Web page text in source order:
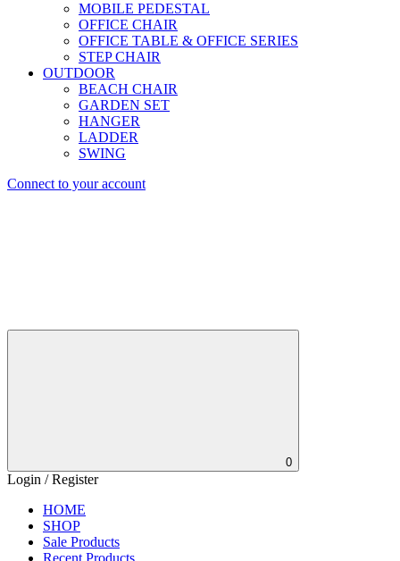
MOBILE PEDESTAL
OFFICE CHAIR
OFFICE TABLE & OFFICE SERIES
STEP CHAIR
OUTDOOR
BEACH CHAIR
GARDEN SET
HANGER
LADDER
SWING
Connect to your account
0
Login / Register
HOME
SHOP
Sale Products
Recent Products